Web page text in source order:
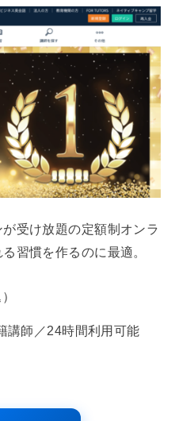
受け放題の定額制オンラ
習慣を作るのに最適。
講師／24時間利用可能